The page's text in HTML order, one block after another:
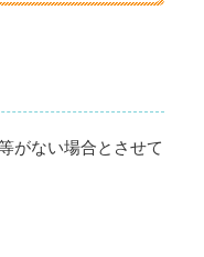
がない場合とさせて